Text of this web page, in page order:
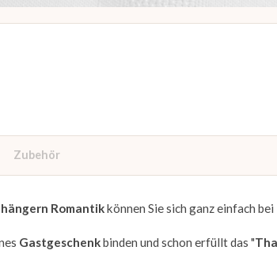
Zubehör
Romantikkönnen Sie sich ganz einfach
Gastgeschenkbinden und schon erfüllt das "